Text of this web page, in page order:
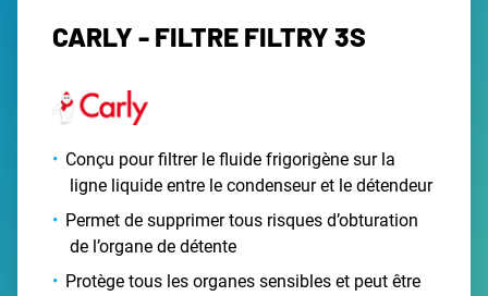
CARLY - FILTRE FILTRY 3S
Conçu pour filtrer le fluide frigorigène sur la
ligne liquide entre le condenseur et le détendeur
Permet de supprimer tous risques d’obturation
de l’organe de détente
Protège tous les organes sensibles et peut être